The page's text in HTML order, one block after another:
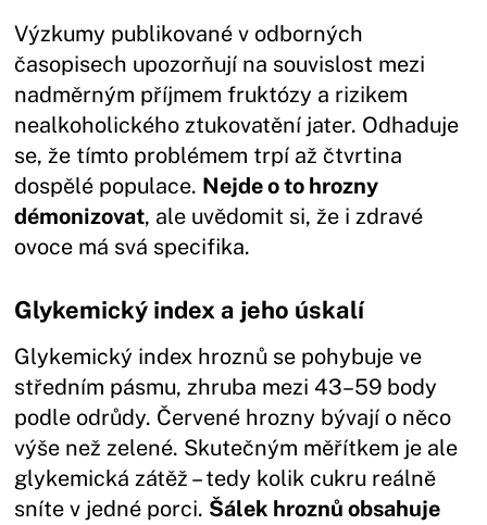
Výzkumy publikované v odborných
časopisech upozorňují na souvislost mezi
nadměrným příjmem fruktózy a rizikem
nealkoholického ztukovatění jater. Odhaduje
se, že tímto problémem trpí až čtvrtina
dospělé populace. Nejde o to hrozny
démonizovat, ale uvědomit si, že i zdravé
ovoce má svá specifika.
Glykemický index a jeho úskalí
Glykemický index hroznů se pohybuje ve
středním pásmu, zhruba mezi 43–59 body
podle odrůdy. Červené hrozny bývají o něco
výše než zelené. Skutečným měřítkem je ale
glykemická zátěž – tedy kolik cukru reálně
sníte v jedné porci. Šálek hroznů obsahuje